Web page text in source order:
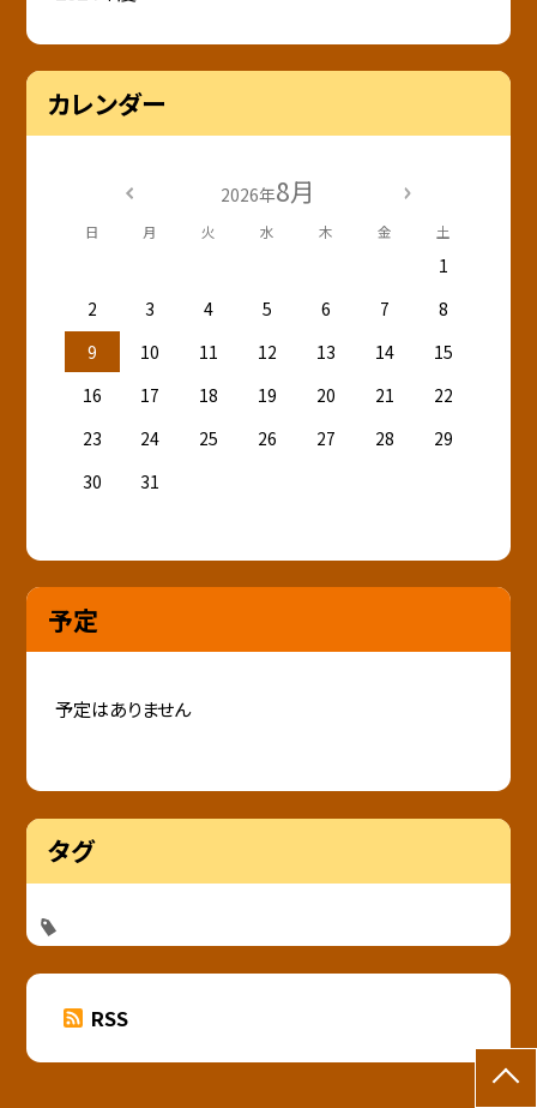
カレンダー
2026年8月
日 月 火 水 木 金 土
1
2
3 4 5 6 7
8
9
10 11 12 13 14
15
16
17 18 19 20 21
22
23
24 25 26 27 28
29
30
31
予定
予定はありません
タグ
RSS